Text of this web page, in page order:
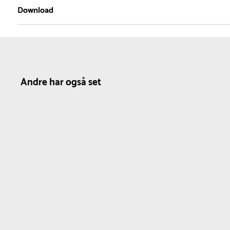
1
Serie
Viking Plast Rød
Download
Andre har også set